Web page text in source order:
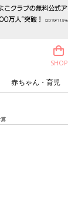
赤ちゃん・育児
SHOP